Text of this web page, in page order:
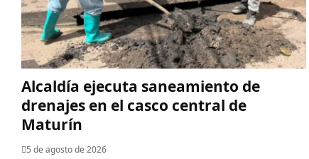
Alcaldía ejecuta saneamiento de
drenajes en el casco central de
Maturín
5 de agosto de 2026